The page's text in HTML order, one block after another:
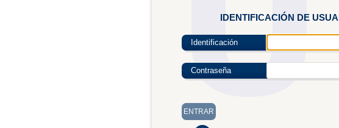
IDENTIFICACIÓN DE
Identificación
Contraseña